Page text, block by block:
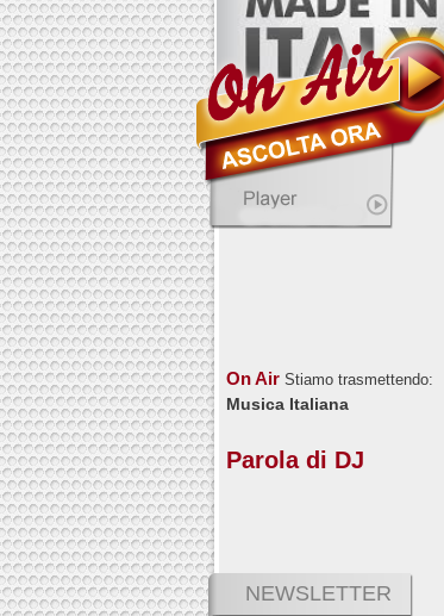
On Air Stiamo trasmettendo:
Musica Italiana
Parola di DJ
NEWSLETTER